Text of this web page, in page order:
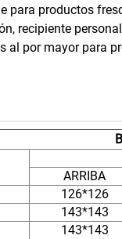
para productos
recipiente
al por mayor para
ARRIBA
126*126
143*143
143*143